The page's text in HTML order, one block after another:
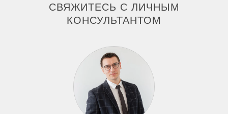
СВЯЖИТЕСЬ С ЛИЧНЫМ
КОНСУЛЬТАНТОМ